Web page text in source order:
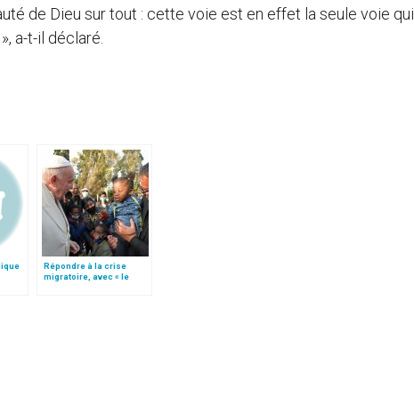
de Dieu sur tout : cette voie est en effet la seule voie qui
a-t-il déclaré.
Répondre à la crise
migratoire, avec « le